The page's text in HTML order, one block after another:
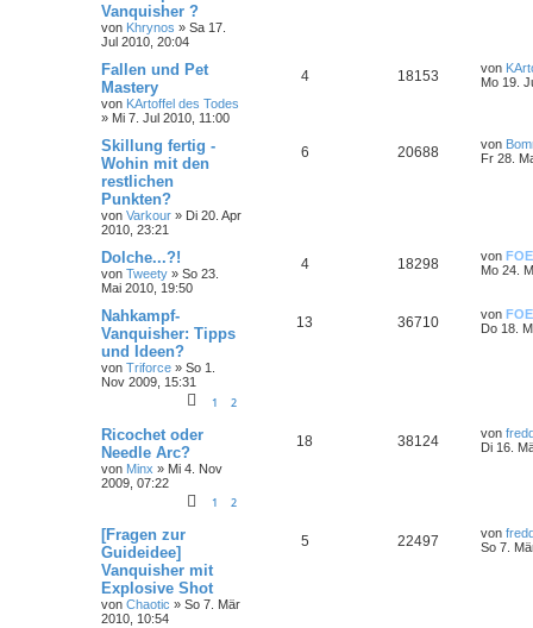
Vanquisher ?
von Khrynos » Sa 17.
Jul 2010, 20:04
Fallen und Pet
Mastery
von KArtoffel des Todes
» Mi 7. Jul 2010, 11:00
4 18153 von
Mo 19.
Skillung fertig -
Wohin mit den
restlichen
Punkten?
von Varkour » Di 20. Apr
2010, 23:21
6 20688 von
Fr 28.
Dolche...?!
von Tweety » So 23.
Mai 2010, 19:50
4 18298 von FOE
Mo 24.
Nahkampf-
Vanquisher: Tipps
und Ideen?
von Triforce » So 1.
Nov 2009, 15:31
1 2
13 36710 von FOE
Do 18.
Ricochet oder
Needle Arc?
von Minx » Mi 4. Nov
2009, 07:22
1 2
18 38124 von
Di 16.
[Fragen zur
Guideidee]
Vanquisher mit
Explosive Shot
von Chaotic » So 7. Mär
2010, 10:54
5 22497 von
So 7.